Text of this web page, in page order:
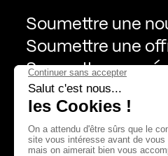
Soumettre une
Soumettre une
Soumettre une
Page Facebook de Kollectif
Page Instagram de
Page Linkedin de